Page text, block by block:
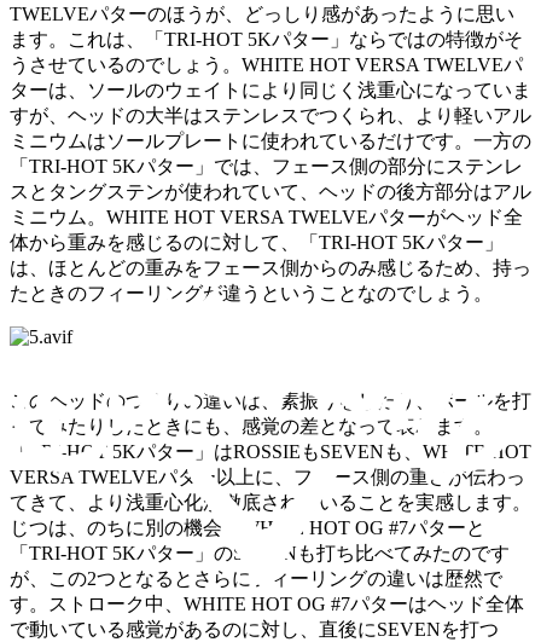
TWELVEパターのほうが、どっしり感があったように思い
ます。これは、「TRI-HOT 5Kパター」ならではの特徴がそ
うさせているのでしょう。WHITE HOT VERSA TWELVEパ
ターは、ソールのウェイトにより同じく浅重心になっていま
すが、ヘッドの大半はステンレスでつくられ、より軽いアル
ミニウムはソールプレートに使われているだけです。一方の
「TRI-HOT 5Kパター」では、フェース側の部分にステンレ
スとタングステンが使われていて、ヘッドの後方部分はアル
ミニウム。WHITE HOT VERSA TWELVEパターがヘッド全
体から重みを感じるのに対して、「TRI-HOT 5Kパター」
は、ほとんどの重みをフェース側からのみ感じるため、持っ
たときのフィーリングが違うということなのでしょう。
このヘッドのつくりの違いは、素振りをしたり、ボールを打
ってみたりしたときにも、感覚の差となって表れます。
「TRI-HOT 5Kパター」はROSSIEもSEVENも、WHITE HOT
VERSA TWELVEパター以上に、フェース側の重さが伝わっ
てきて、より浅重心化が徹底されていることを実感します。
じつは、のちに別の機会でWHITE HOT OG #7パターと
「TRI-HOT 5Kパター」のSEVENも打ち比べてみたのです
が、この2つとなるとさらにフィーリングの違いは歴然で
す。ストローク中、WHITE HOT OG #7パターはヘッド全体
で動いている感覚があるのに対し、直後にSEVENを打つ